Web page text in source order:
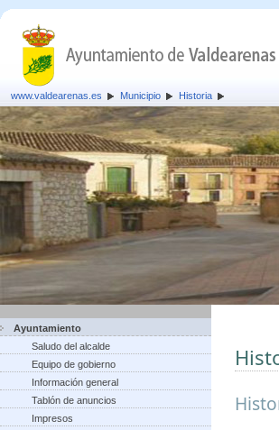
www.valdearenas.es Municipio Historia
Ayuntamiento
Saludo del alcalde
Equipo de gobierno
Información general
Tablón de anuncios
Impresos